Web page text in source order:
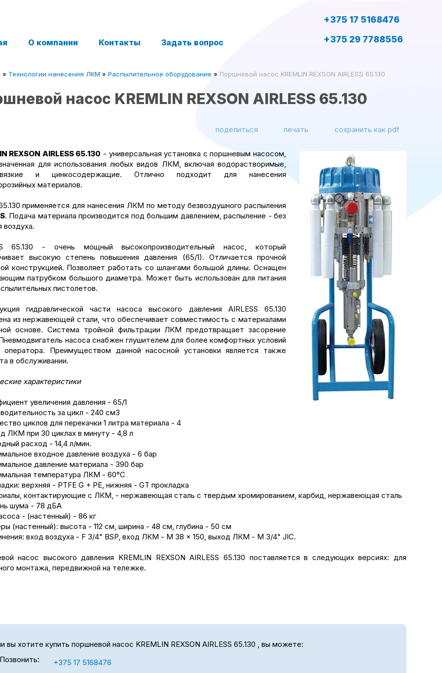
О компании Контакты Задать вопрос
+375 17 5168476
+375 29 7788556
» Технологии нанесения ЛКМ » Распылительное оборудование » Поршневой насос KREMLIN REXSON AIRLESS 65.130
насос KREMLIN REXSON AIRLESS 65.130
поделиться печать сохранить как pdf
REXSON AIRLESS 65.130 - универсальная установка с поршневым насосом,
для использования любых видов ЛКМ, включая водорастворимые,
и цинкосодержащие. Отлично подходит для нанесения
материалов.
применяется для нанесения ЛКМ по методу безвоздушного распыления
. Подача материала производится под большим давлением, распыление - без
воздуха.
65.130 - очень мощный высокопроизводительный насос, который
высокую степень повышения давления (65/1). Отличается прочной
конструкцией. Позволяет работать со шлангами большой длины. Оснащен
патрубком большого диаметра. Может быть использован для питания
пистолетов.
гидравлической части насоса высокого давления AIRLESS 65.130
из нержавеющей стали, что обеспечивает совместимость с материалами
основе. Система тройной фильтрации ЛКМ предотвращает засорение
насоса снабжен глушителем для более комфортных условий
оператора. Преимуществом данной насосной установки является также
в обслуживании.
характеристики
увеличения давления - 65/1
за цикл - 240 cм3
циклов для перекачки 1 литра материала - 4
ЛКМ при 30 циклах в минуту - 4,8 л
расход - 14,4 л/мин.
входное давление воздуха - 6 бар
давление материала - 390 бар
температура ЛКМ - 60°C
верхняя - PTFE G + PE, нижняя - GT прокладка
контактирующие с ЛКМ, - нержавеющая сталь с твердым хромированием, карбид, нержавеющая сталь
шума - 78 дБА
- (настенный) - 86 кг
(настенный): высота - 112 см, ширина - 48 см, глубина - 50 см
вход воздуха - F 3/4" BSP, вход ЛКМ - M 38 x 150, выход ЛКМ - M 3/4" JIC.
насос высокого давления KREMLIN REXSON AIRLESS 65.130 поставляется в следующих версиях: для
монтажа, передвижной на тележке.
вы хотите купить поршневой насос KREMLIN REXSON AIRLESS 65.130 , вы можете:
Позвонить:
+375 17 5168476